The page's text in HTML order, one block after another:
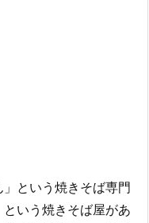
という焼きそば専門
いう焼きそば屋があ